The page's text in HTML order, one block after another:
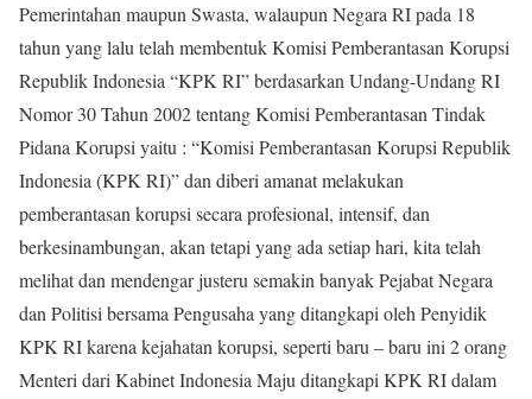
Pemerintahan maupun Swasta, walaupun Negara RI pada 18
tahun yang lalu telah membentuk Komisi Pemberantasan Korupsi
Republik Indonesia “KPK RI” berdasarkan Undang-Undang RI
Nomor 30 Tahun 2002 tentang Komisi Pemberantasan Tindak
Pidana Korupsi yaitu : “Komisi Pemberantasan Korupsi Republik
Indonesia (KPK RI)” dan diberi amanat melakukan
pemberantasan korupsi secara profesional, intensif, dan
berkesinambungan, akan tetapi yang ada setiap hari, kita telah
melihat dan mendengar justeru semakin banyak Pejabat Negara
dan Politisi bersama Pengusaha yang ditangkapi oleh Penyidik
KPK RI karena kejahatan korupsi, seperti baru – baru ini 2 orang
Menteri dari Kabinet Indonesia Maju ditangkapi KPK RI dalam